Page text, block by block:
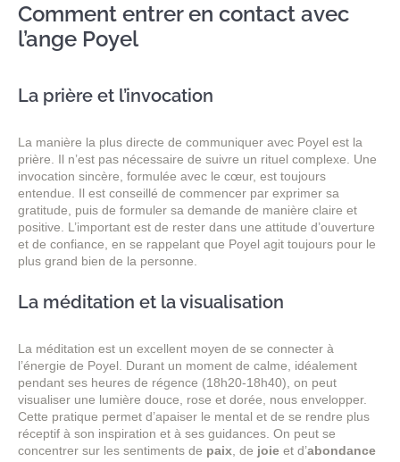
Comment entrer en contact avec
l’ange Poyel
La prière et l’invocation
La manière la plus directe de communiquer avec Poyel est la
prière. Il n’est pas nécessaire de suivre un rituel complexe. Une
invocation sincère, formulée avec le cœur, est toujours
entendue. Il est conseillé de commencer par exprimer sa
gratitude, puis de formuler sa demande de manière claire et
positive. L’important est de rester dans une attitude d’ouverture
et de confiance, en se rappelant que Poyel agit toujours pour le
plus grand bien de la personne.
La méditation et la visualisation
La méditation est un excellent moyen de se connecter à
l’énergie de Poyel. Durant un moment de calme, idéalement
pendant ses heures de régence (18h20-18h40), on peut
visualiser une lumière douce, rose et dorée, nous envelopper.
Cette pratique permet d’apaiser le mental et de se rendre plus
réceptif à son inspiration et à ses guidances. On peut se
concentrer sur les sentiments de paix , de joie et d’abondance